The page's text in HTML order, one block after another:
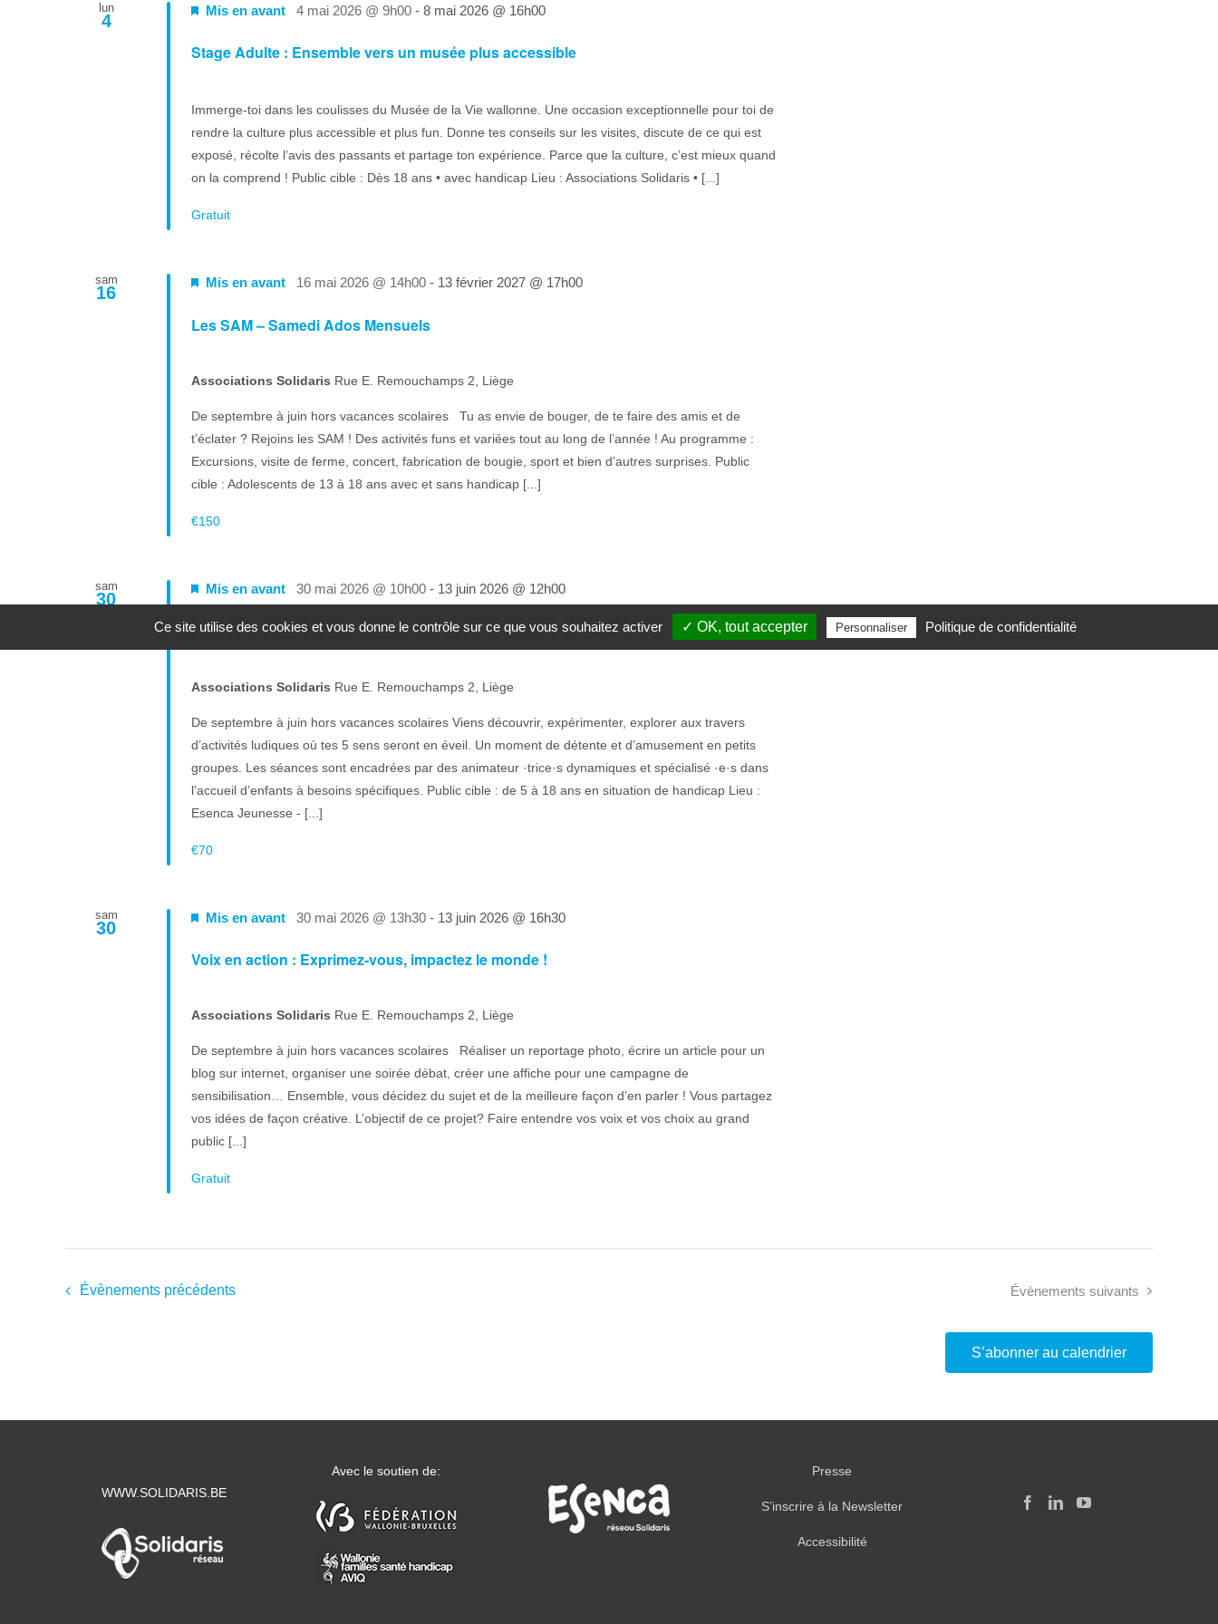
lun
4
Stage Adulte : Ensemble vers un musée plus accessible
Mis en avant 4 mai 2026 @ 9h00- 8 mai 2026 @ 16h00
Immerge-toi dans les coulisses du Musée de la Vie wallonne. Une occasion exceptionnelle pour toi de
rendre la culture plus accessible et plus fun. Donne tes conseils sur les visites, discute de ce qui est
exposé, récolte l’avis des passants et partage ton expérience. Parce que la culture, c’est mieux quand
on la comprend ! Public cible : Dès 18 ans • avec handicap Lieu : Associations Solidaris • [...]
Gratuit
sam
16
Les SAM – Samedi Ados Mensuels
Mis en avant 16 mai 2026 @ 14h00- 13 février 2027 @ 17h00
Associations Solidaris Rue E. Remouchamps 2, Liège
De septembre à juin hors vacances scolaires Tu as envie de bouger, de te faire des amis et de
t’éclater ? Rejoins les SAM ! Des activités funs et variées tout au long de l’année ! Au programme :
Excursions, visite de ferme, concert, fabrication de bougie, sport et bien d’autres surprises. Public
cible : Adolescents de 13 à 18 ans avec et sans handicap [...]
€150
sam
30
Les samedis du sensoriel
Mis en avant 30 mai 2026 @ 10h00- 13 juin 2026 @ 12h00
Associations Solidaris Rue E. Remouchamps 2, Liège
De septembre à juin hors vacances scolaires Viens découvrir, expérimenter, explorer aux travers
d’activités ludiques où tes 5 sens seront en éveil. Un moment de détente et d’amusement en petits
groupes. Les séances sont encadrées par des animateur ·trice·s dynamiques et spécialisé ·e·s dans
l’accueil d’enfants à besoins spécifiques. Public cible : de 5 à 18 ans en situation de handicap Lieu :
Esenca Jeunesse - [...]
€70
sam
30
Voix en action : Exprimez-vous, impactez le monde !
Mis en avant 30 mai 2026 @ 13h30- 13 juin 2026 @ 16h30
Associations Solidaris Rue E. Remouchamps 2, Liège
De septembre à juin hors vacances scolaires Réaliser un reportage photo, écrire un article pour un
blog sur internet, organiser une soirée débat, créer une affiche pour une campagne de
sensibilisation… Ensemble, vous décidez du sujet et de la meilleure façon d’en parler ! Vous partagez
vos idées de façon créative. L’objectif de ce projet? Faire entendre vos voix et vos choix au grand
public [...]
Gratuit
Évènementsprécédents Évènements suivants
S’abonner au calendrier
WWW.SOLIDARIS.BE
Avec le soutien de: Presse
S’inscrire à la Newsletter
Accessibilité
Ce site utilise des cookies et vous donne le contrôle sur ce que vous souhaitez activer ✓ OK, tout accepter Personnaliser Politique de confidentialité